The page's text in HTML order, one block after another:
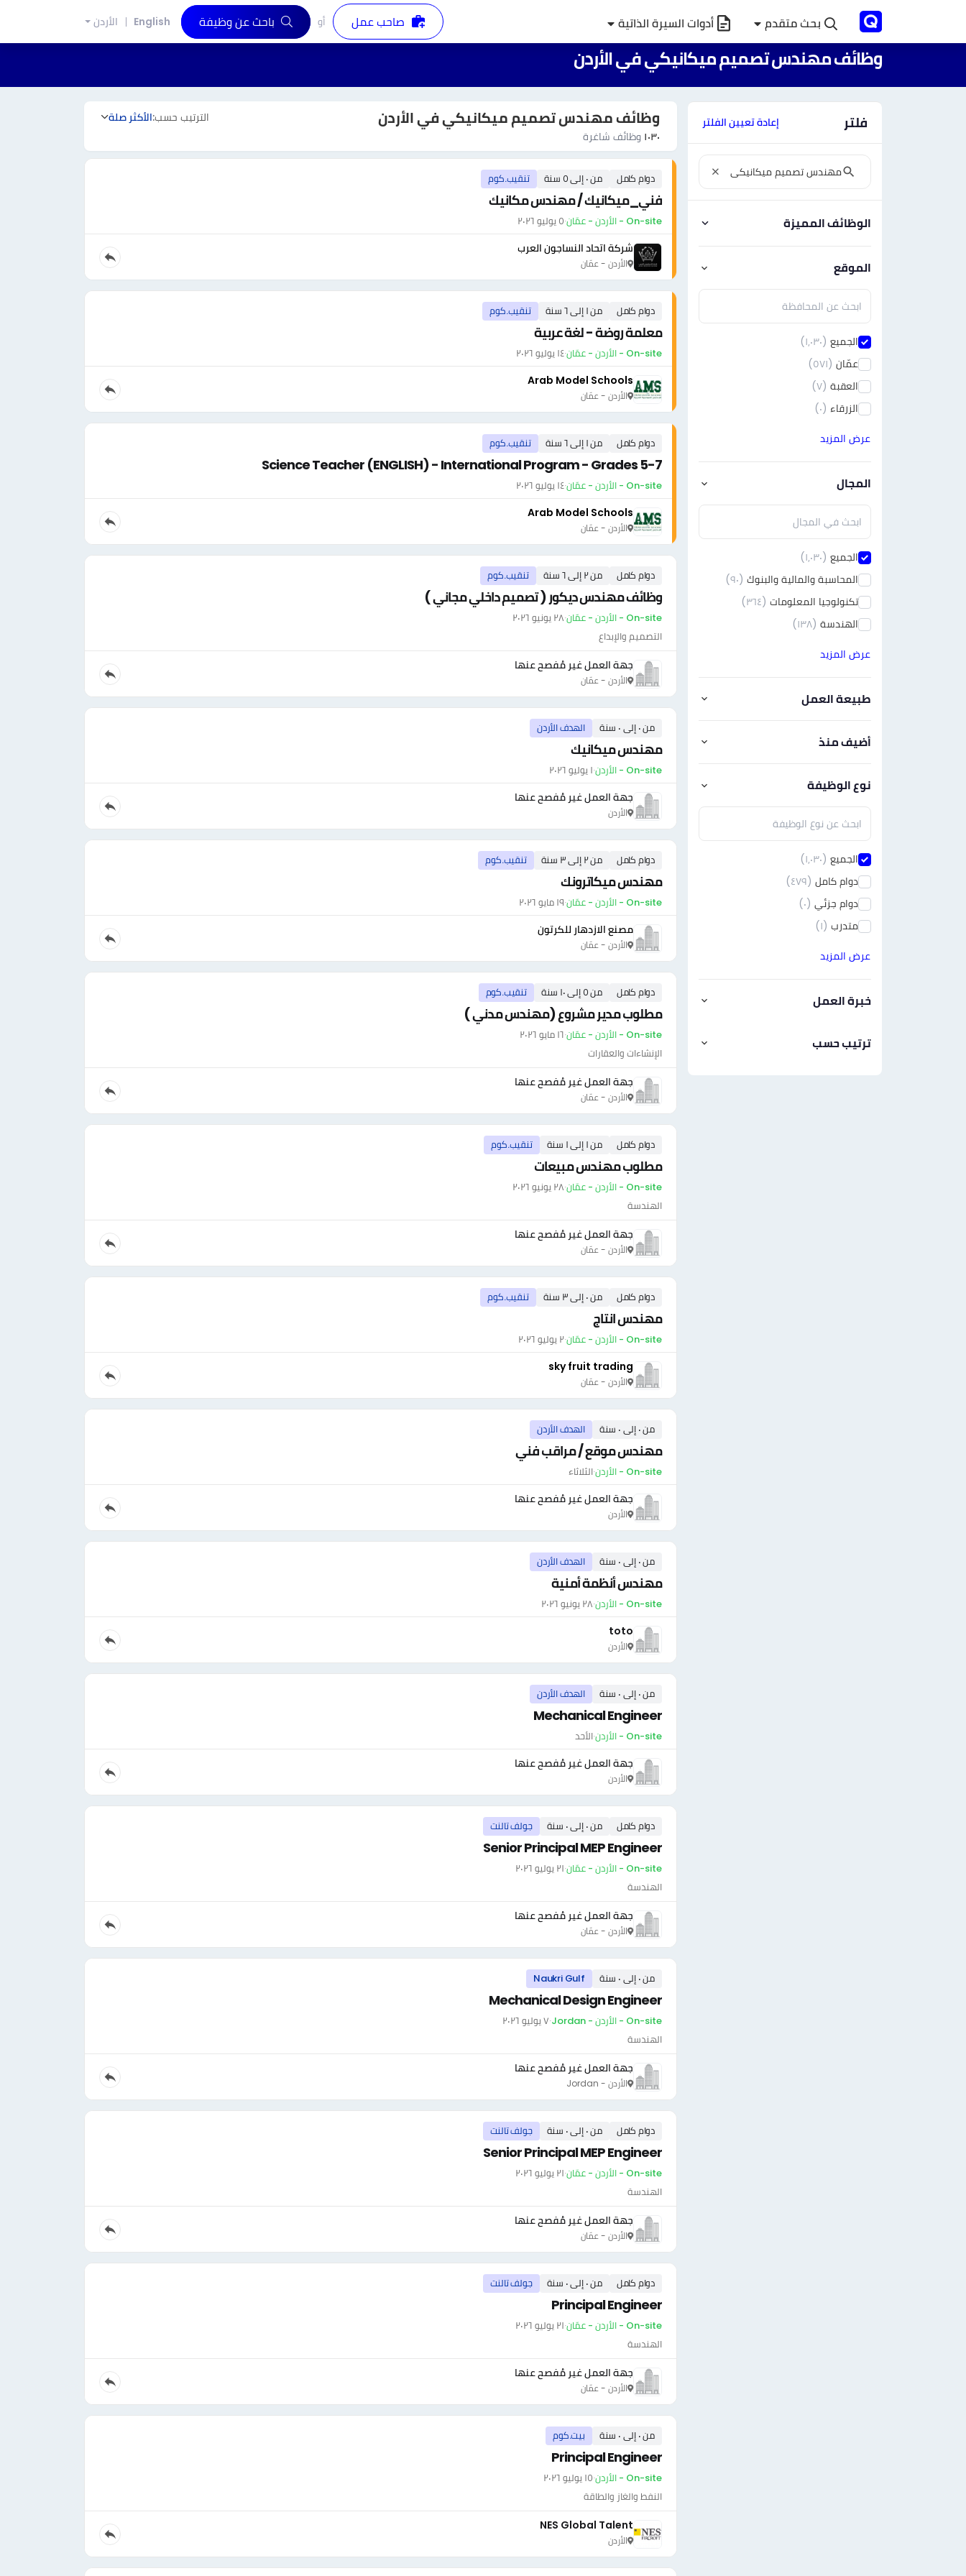
بحث متقدم أدوات السيرة الذاتية صاحب عمل أو باحث عن وظيفة English الأردن
وظائف مهندس تصميم ميكانيكي في الأردن
فلتر إعادة تعيين الفلتر
الوظائف المميزة
الموقع
الجميع (١٫٠٣٠)
عمّان (٥٧١)
العقبة (٧)
الزرقاء (٠)
عرض المزيد
المجال
الجميع (١٫٠٣٠)
المحاسبة والمالية والبنوك (٩٠)
تكنولوجيا المعلومات (٣٦٤)
الهندسة (١٣٨)
عرض المزيد
طبيعة العمل
أضيف منذ
نوع الوظيفة
الجميع (١٫٠٣٠)
دوام كامل (٤٧٩)
دوام جزئي (٠)
متدرب (١)
عرض المزيد
خبرة العمل
ترتيب حسب
وظائف مهندس تصميم ميكانيكي في الأردن
١٠٣٠ وظائف شاغرة
الترتيب حسب:الأكثر صلة
دوام كامل من ٠ إلى ٥ سنة تنقيب.كوم
فني_ميكانيك / مهندس مكانيك
On-site - الأردن - عمّان ·٥ يوليو ٢٠٢٦
شركة اتحاد النساجون العرب
الأردن - عمّان
دوام كامل من ١ إلى ٦ سنة تنقيب.كوم
معلمة روضة - لغة عربية
On-site - الأردن - عمّان ·١٤ يوليو ٢٠٢٦
Arab Model Schools
الأردن - عمّان
دوام كامل من ١ إلى ٦ سنة تنقيب.كوم
Science Teacher (ENGLISH) - International Program - Grades 5-7
On-site - الأردن - عمّان ·١٤ يوليو ٢٠٢٦
Arab Model Schools
الأردن - عمّان
دوام كامل من ٢ إلى ٦ سنة تنقيب.كوم
وظائف مهندس ديكور ( تصميم داخلي مجاني )
On-site - الأردن - عمّان ·٢٨ يونيو ٢٠٢٦
التصميم والإبداع
جهة العمل غير مُفصح عنها
الأردن - عمّان
من ٠ إلى ٠ سنة الهدف الأردن
مهندس ميكانيك
On-site - الأردن ·١ يوليو ٢٠٢٦
جهة العمل غير مُفصح عنها
الأردن
دوام كامل من ٢ إلى ٣ سنة تنقيب.كوم
مهندس ميكاترونك
On-site - الأردن - عمّان ·١٩ مايو ٢٠٢٦
مصنع الازدهار للكرتون
الأردن - عمّان
دوام كامل من ٥ إلى ١٠ سنة تنقيب.كوم
مطلوب مدير مشروع (مهندس مدني )
On-site - الأردن - عمّان ·١٦ مايو ٢٠٢٦
الإنشاءات والعقارات
جهة العمل غير مُفصح عنها
الأردن - عمّان
دوام كامل من ١ إلى ١ سنة تنقيب.كوم
مطلوب مهندس مبيعات
On-site - الأردن - عمّان ·٢٨ يونيو ٢٠٢٦
الهندسة
جهة العمل غير مُفصح عنها
الأردن - عمّان
دوام كامل من ٠ إلى ٣ سنة تنقيب.كوم
مهندس انتاج
On-site - الأردن - عمّان ·٢ يوليو ٢٠٢٦
sky fruit trading
الأردن - عمّان
من ٠ إلى ٠ سنة الهدف الأردن
مهندس موقع / مراقب فني
On-site - الأردن ·الثلاثاء
جهة العمل غير مُفصح عنها
الأردن
من ٠ إلى ٠ سنة الهدف الأردن
مهندس أنظمة أمنية
On-site - الأردن ·٢٨ يونيو ٢٠٢٦
toto
الأردن
من ٠ إلى ٠ سنة الهدف الأردن
Mechanical Engineer
On-site - الأردن ·الأحد
جهة العمل غير مُفصح عنها
الأردن
دوام كامل من ٠ إلى ٠ سنة جولف تالنت
Senior Principal MEP Engineer
On-site - الأردن - عمّان ·٢١ يوليو ٢٠٢٦
الهندسة
جهة العمل غير مُفصح عنها
الأردن - عمّان
من ٠ إلى ٠ سنة Naukri Gulf
Mechanical Design Engineer
On-site - الأردن - Jordan ·٧ يوليو ٢٠٢٦
الهندسة
جهة العمل غير مُفصح عنها
الأردن - Jordan
دوام كامل من ٠ إلى ٠ سنة جولف تالنت
Senior Principal MEP Engineer
On-site - الأردن - عمّان ·٢١ يوليو ٢٠٢٦
الهندسة
جهة العمل غير مُفصح عنها
الأردن - عمّان
دوام كامل من ٠ إلى ٠ سنة جولف تالنت
Principal Engineer
On-site - الأردن - عمّان ·٢١ يوليو ٢٠٢٦
الهندسة
جهة العمل غير مُفصح عنها
الأردن - عمّان
من ٠ إلى ٠ سنة بيت.كوم
Principal Engineer
On-site - الأردن ·١٥ يوليو ٢٠٢٦
النفط والغاز والطاقة
NES Global Talent
الأردن